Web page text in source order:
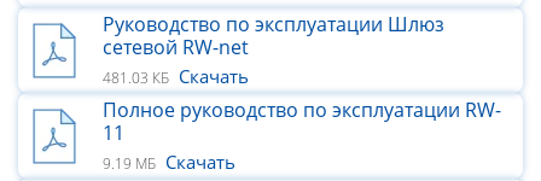
Руководство по эксплуатации Шлюз
сетевой RW-net
481.03 КБ Скачать
Полное руководство по эксплуатации RW-
11
9.19 МБ Скачать